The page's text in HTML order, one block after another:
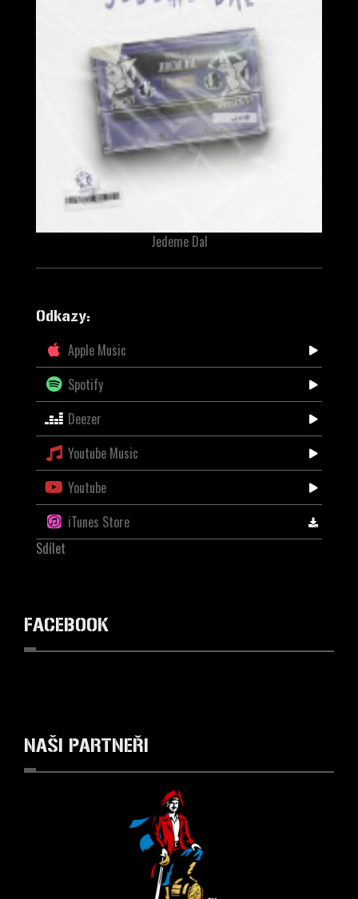
Jedeme Dal
Odkazy:
Apple Music
Spotify
Deezer
Youtube Music
Youtube
iTunes Store
Sdílet
FACEBOOK
NAŠI PARTNEŘI